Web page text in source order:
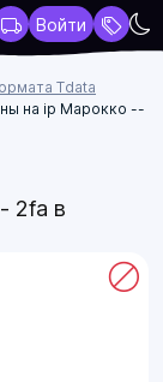
Войти
Tdata
на ip Марокко --
2fa в